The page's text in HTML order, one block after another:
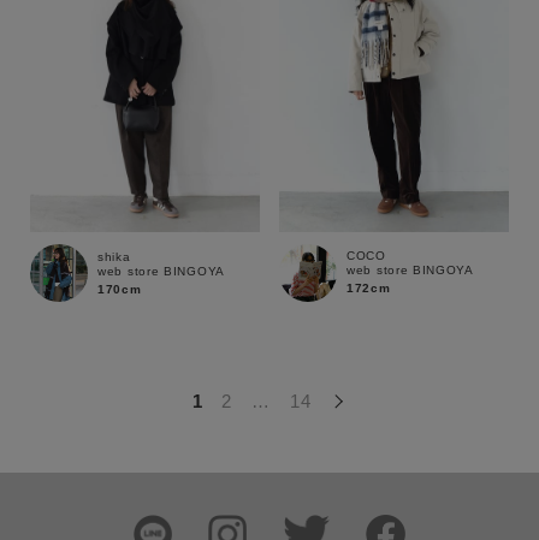
この条件で絞り込む
shika
web store BINGOYA
170cm
COCO
web store BINGOYA
172cm
1 2 … 14